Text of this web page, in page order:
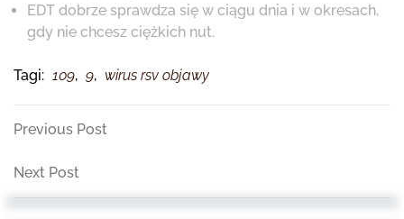
EDT dobrze sprawdza się w ciągu dnia i w okresach,
gdy nie chcesz ciężkich nut.
Tagi: 109, 9, wirus rsv objawy
Nawigacja
wpisu
Previous
Previous Post
Next
Post
Next Post